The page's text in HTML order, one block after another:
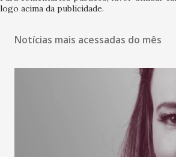
logo acima da publicidade.
Notícias mais acessadas do mês